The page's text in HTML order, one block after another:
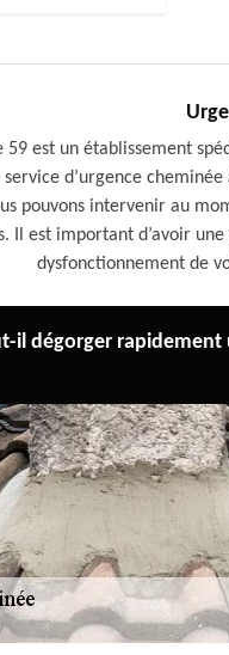
59 est un établissement
d’urgence
pouvons intervenir au
Il est important d’avoir
dysfonctionnement de
il dégorger rapidement